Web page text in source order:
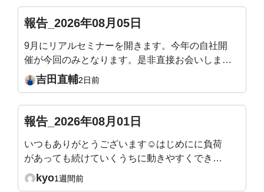
報告_2026年08月05日
9月にリアルセミナーを開きます。今年の自社開
催が今回のみとなります。是非直接お会いしまし
ょう！姿勢迷子の骨格ワーク ― 加齢で潰れない
身体のつくり方9/19（土）10:00〜12:30／渋谷当
す。https://yoshidafitness.com/seminar2026/※会
員様はご優待価格となります。※ポイントをご利
用いただけます。(例：1,000Pで1,000円引きとな
ります)
吉田直輔2日前
報告_2026年08月01日
いつもありがとうございます☺️はじめにに負荷
があっても続けていくうちに動きやすくできる
ようになったり、身体も軽くなったり引き締ま
ってくるのが分かり嬉しいです。 ただ、終わ
kyo1週間前